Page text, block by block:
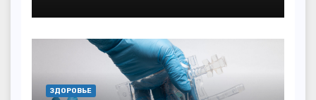
ЗДОРОВЬЕ